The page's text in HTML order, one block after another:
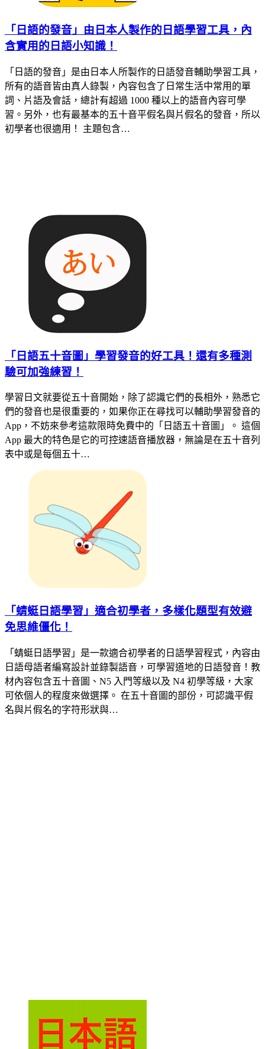
「日語的發音」由日本人製作的日語學習工具，內
含實用的日語小知識！
「日語的發音」是由日本人所製作的日語發音輔助學習工具，
所有的語音皆由真人錄製，內容包含了日常生活中常用的單
詞、片語及會話，總計有超過 1000 種以上的語音內容可學
習。另外，也有最基本的五十音平假名與片假名的發音，所以
初學者也很適用！ 主題包含…
「日語五十音圖」學習發音的好工具！還有多種測
驗可加強練習！
學習日文就要從五十音開始，除了認識它們的長相外，熟悉它
們的發音也是很重要的，如果你正在尋找可以輔助學習發音的
App，不妨來參考這款限時免費中的「日語五十音圖」。 這個
App 最大的特色是它的可控速語音播放器，無論是在五十音列
表中或是每個五十…
「蜻蜓日語學習」適合初學者，多樣化題型有效避
免思維僵化！
「蜻蜓日語學習」是一款適合初學者的日語學習程式，內容由
日語母語者編寫設計並錄製語音，可學習道地的日語發音！教
材內容包含五十音圖、N5 入門等級以及 N4 初學等級，大家
可依個人的程度來做選擇。 在五十音圖的部份，可認識平假
名與片假名的字符形狀與…